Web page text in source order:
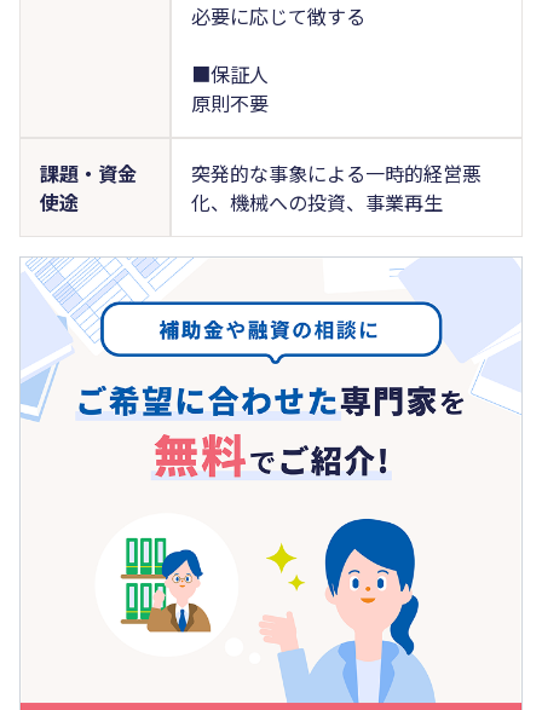
必要に応じて徴する
■保証人
原則不要
課題・資金
使途
突発的な事象による一時的経営悪
化、機械への投資、事業再生